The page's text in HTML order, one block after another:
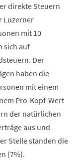
direkte Steuern
Luzerner
mit 10
sich auf
Der
haben die
mit einem
Pro-Kopf-Wert
der natürlichen
aus und
Stelle standen die
(7%).